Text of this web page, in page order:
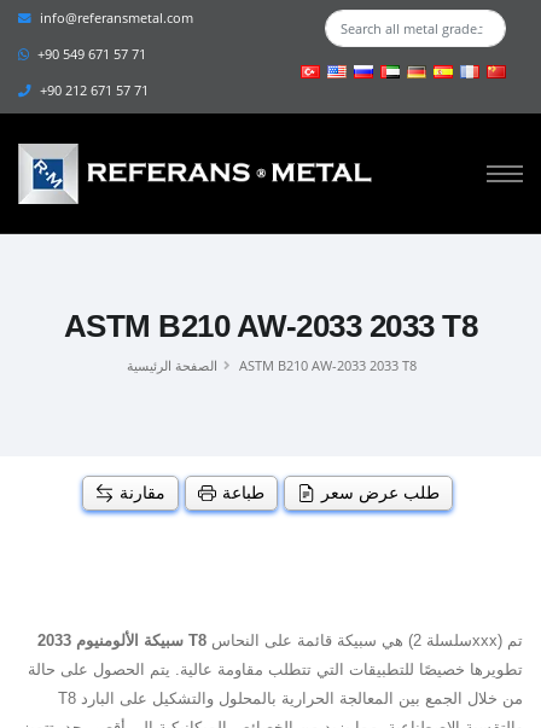
info@referansmetal.com
+90 549 671 57 71
+90 212 671 57 71
ASTM B210 AW-2033 2033 T8
الصفحة الرئيسية ASTM B210 AW-2033 2033 T8
مقارنة طباعة طلب عرض سعر
سبيكة الألومنيوم 2033 T8
تطويرها خصيصًا للتطبيقات التي تتطلب مقاومة عالية. يتم الحصول على حالة
T8 من خلال الجمع بين المعالجة الحرارية بالمحلول والتشكيل على البارد